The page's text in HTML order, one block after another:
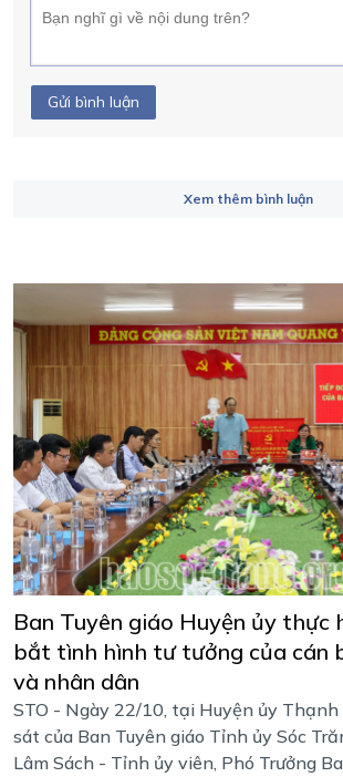
Gửi bình luận
Xem thêm bình luận
Ban Tuyên giáo Huyện ủy thực
bắt tình hình tư tưởng của cán
và nhân dân
STO - Ngày 22/10, tại Huyện ủy Thạnh
sát của Ban Tuyên giáo Tỉnh ủy Sóc
Lâm Sách - Tỉnh ủy viên, Phó Trưởng